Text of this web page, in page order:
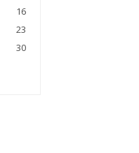
16
23
30